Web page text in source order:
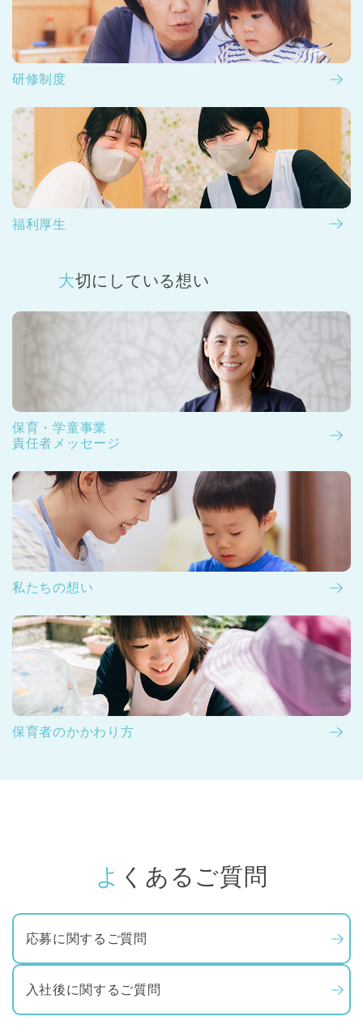
研修制度
福利厚生
大切にしている想い
保育・学童事業
責任者メッセージ
私たちの想い
保育者のかかわり方
よくあるご質問
応募に関するご質問
入社後に関するご質問